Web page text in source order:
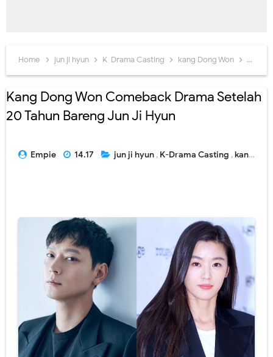
Home jun ji hyun K-Drama Casting kang Dong Won
Kang Dong Won Comeback Drama Setelah
20 Tahun Bareng Jun Ji Hyun
Empie 14.17 jun ji hyun , K-Drama Casting ,kang Dong Won